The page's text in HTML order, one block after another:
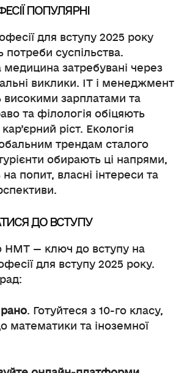
ПОПУЛЯРНІ
для вступу 2025 року
потреби суспільства.
медицина затребувані через
виклики. ІТ і менеджмент
зарплатами та
та філологія обіцяють
кар’єрний ріст. Екологія
трендам сталого
обирають ці напрями,
попит, власні інтереси та
ДО ВСТУПУ
НМТ — ключ до вступу на
для вступу 2025 року.
. Готуйтеся з 10-го класу,
математики та іноземної